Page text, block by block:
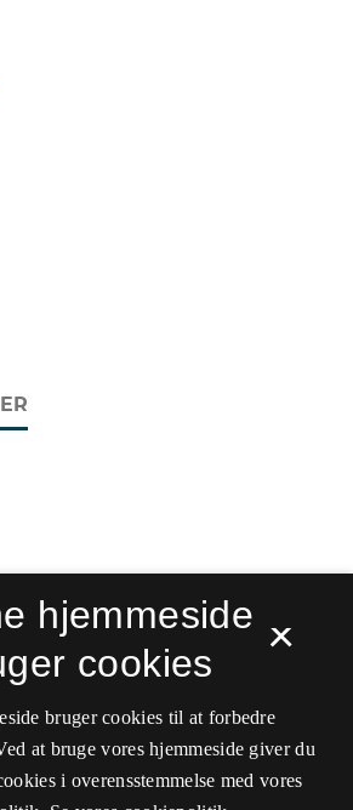
for sprog- og
×
hjemmeside
cookies
bruger cookies til at forbedre
at bruge vores hjemmeside giver du
i overensstemmelse med vores